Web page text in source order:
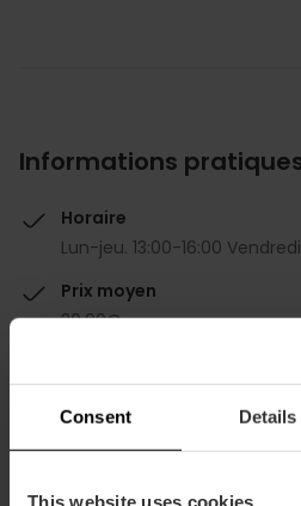
Consent Details
This website uses cookies
Informations
Horaire
Lun-jeu. 13:00-16:00
Prix moyen
30.00€